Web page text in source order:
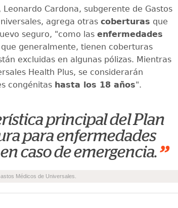
Leonardo Cardona, subgerente de Gastos
agrega otras coberturas que
seguro, "como las enfermedades
que generalmente, tienen coberturas
excluidas en algunas pólizas. Mientras
Health Plus, se considerarán
congénitas hasta los 18 años".
principal del Plan
para enfermedades
caso de emergencia.”
Médicos de Universales.